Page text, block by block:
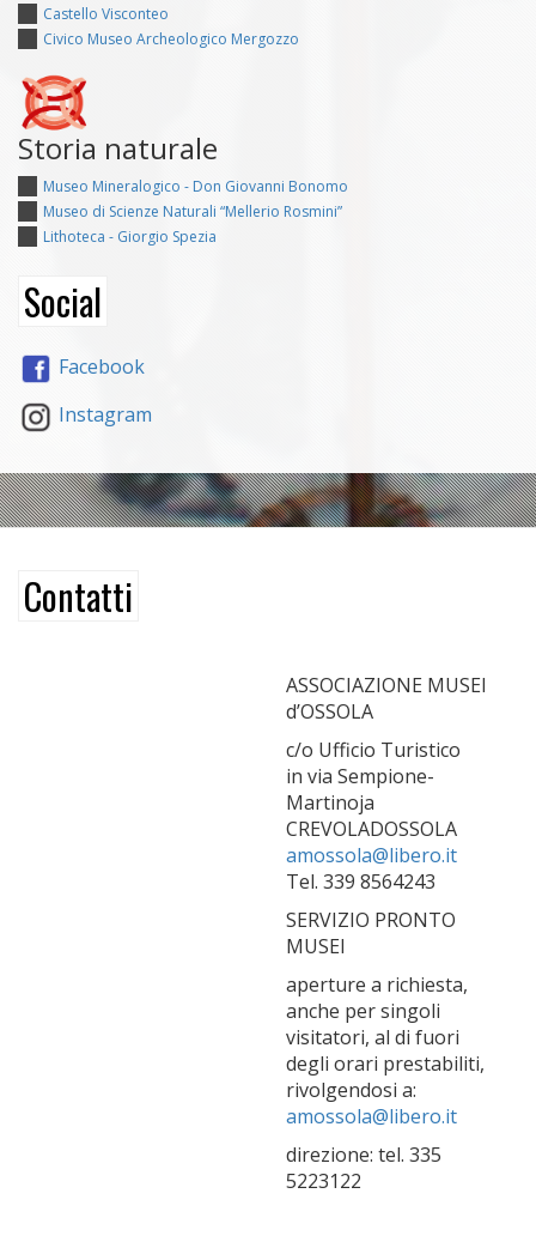
Castello Visconteo
Civico Museo Archeologico Mergozzo
Storia naturale
Museo Mineralogico - Don Giovanni Bonomo
Museo di Scienze Naturali “Mellerio Rosmini”
Lithoteca - Giorgio Spezia
Social
Facebook
Instagram
Contatti
ASSOCIAZIONE MUSEI
d’OSSOLA
c/o Ufficio Turistico
in via Sempione-
Martinoja
CREVOLADOSSOLA
amossola@libero.it
Tel. 339 8564243
SERVIZIO PRONTO
MUSEI
aperture a richiesta,
anche per singoli
visitatori, al di fuori
degli orari prestabiliti,
rivolgendosi a:
amossola@libero.it
direzione: tel. 335
5223122